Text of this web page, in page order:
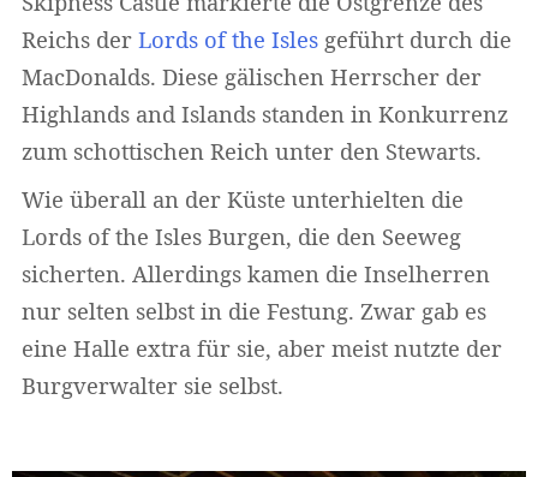
Reichs der Lords of the Isles geführt durch die
MacDonalds. Diese gälischen Herrscher der
Highlands and Islands standen in Konkurrenz
zum schottischen Reich unter den Stewarts.
Wie überall an der Küste unterhielten die
Lords of the Isles Burgen, die den Seeweg
sicherten. Allerdings kamen die Inselherren
nur selten selbst in die Festung. Zwar gab es
eine Halle extra für sie, aber meist nutzte der
Burgverwalter sie selbst.